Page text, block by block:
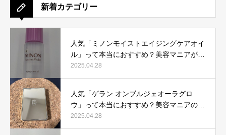
新着カテゴリー
人気「ミノンモイストエイジングケアオイ
ル」って本当におすすめ？美容マニアが実
際使用して口コミを検証！
2025.04.28
人気「ゲラン オンブルジェオーラグロ
ウ」って本当におすすめ？美容マニアの私
が実際使用して、口コミを検証！
2025.04.28